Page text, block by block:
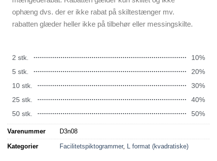
ophæng dvs. der er ikke rabat på skiltestænger mv.
rabatten glæder heller ikke på tilbehør eller messingskilte.
2 stk.
10%
5 stk.
20%
10 stk.
30%
25 stk.
40%
50 stk.
50%
Varenummer D3n08
Kategorier Facilitetspiktogrammer, L format (kvadratiske)